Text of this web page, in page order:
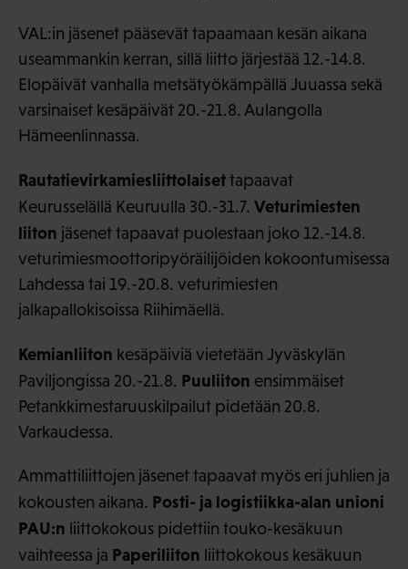
VAL:in jäsenet pääsevät tapaamaan kesän aikana
useammankin kerran, sillä liitto järjestää 12.-14.8.
Elopäivät vanhalla metsätyökämpällä Juuassa sekä
varsinaiset kesäpäivät 20.-21.8. Aulangolla
Hämeenlinnassa.
Rautatievirkamiesliittolaisettapaavat
Keurusselällä Keuruulla 30.-31.7. Veturimiesten
liiton jäsenet tapaavat puolestaan joko 12.-14.8.
veturimiesmoottoripyöräilijöiden kokoontumisessa
Lahdessa tai 19.-20.8. veturimiesten
jalkapallokisoissa Riihimäellä.
Kemianliiton kesäpäiviä vietetään Jyväskylän
Paviljongissa 20.-21.8. Puuliiton ensimmäiset
Petankkimestaruuskilpailut pidetään 20.8.
Varkaudessa.
Ammattiliittojen jäsenet tapaavat myös eri juhlien ja
kokousten aikana. Posti- ja logistiikka-alan unioni
PAU:n liittokokous pidettiin touko-kesäkuun
vaihteessa ja Paperiliiton liittokokous kesäkuun